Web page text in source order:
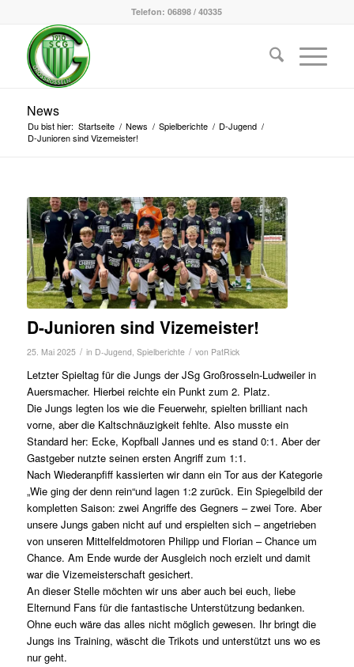
Telefon: 06898 / 40335
News
Du bist hier: Startseite / News / Spielberichte / D-Jugend /
D-Junioren sind Vizemeister!
D-Junioren sind Vizemeister!
25. Mai 2025 / in D-Jugend, Spielberichte / von PatRick
Letzter Spieltag für die Jungs der JSg Großrosseln-Ludweiler in
Auersmacher. Hierbei reichte ein Punkt zum 2. Platz.
Die Jungs legten los wie die Feuerwehr, spielten brilliant nach
vorne, aber die Kaltschnäuzigkeit fehlte. Also musste ein
Standard her: Ecke, Kopfball Jannes und es stand 0:1. Aber der
Gastgeber nutzte seinen ersten Angriff zum 1:1.
Nach Wiederanpfiff kassierten wir dann ein Tor aus der Kategorie
„Wie ging der denn rein“und lagen 1:2 zurück. Ein Spiegelbild der
kompletten Saison: zwei Angriffe des Gegners – zwei Tore. Aber
unsere Jungs gaben nicht auf und erspielten sich – angetrieben
von unseren Mittelfeldmotoren Philipp und Florian – Chance um
Chance. Am Ende wurde der Ausgleich noch erzielt und damit
war die Vizemeisterschaft gesichert.
An dieser Stelle möchten wir uns aber auch bei euch, liebe
Elternund Fans für die fantastische Unterstützung bedanken.
Ohne euch wäre das alles nicht möglich gewesen. Ihr bringt die
Jungs ins Training, wäscht die Trikots und unterstützt uns wo es
nur geht.